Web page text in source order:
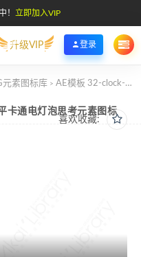
！ 立即加入VIP
升级VIP 登录
元素图标库 > AE模板 32-clock-3钟表时钟MG扁平卡通电灯泡思考元素图标
喜欢收藏:
卡通电灯泡思考元素图标